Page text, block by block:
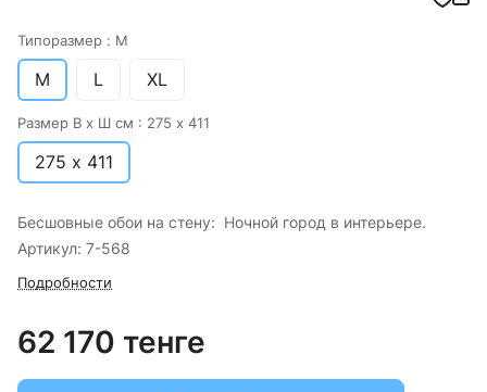
Типоразмер : M
M L XL
Размер В х Ш см : 275 х 411
275 х 411
Бесшовные обои на стену: Ночной город в интерьере.
Артикул: 7-568
Подробности
62 170 тенге